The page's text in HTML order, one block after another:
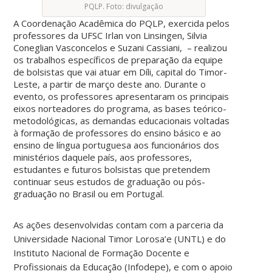
PQLP. Foto: divulgação
A Coordenação Acadêmica do PQLP, exercida pelos
professores da UFSC Irlan von Linsingen, Silvia
Coneglian Vasconcelos e Suzani Cassiani, – realizou
os trabalhos específicos de preparação da equipe
de bolsistas que vai atuar em Díli, capital do Timor-
Leste, a partir de março deste ano. Durante o
evento, os professores apresentaram os principais
eixos norteadores do programa, as bases teórico-
metodológicas, as demandas educacionais voltadas
à formação de professores do ensino básico e ao
ensino de língua portuguesa aos funcionários dos
ministérios daquele país, aos professores,
estudantes e futuros bolsistas que pretendem
continuar seus estudos de graduação ou pós-
graduação no Brasil ou em Portugal.
As ações desenvolvidas contam com a parceria da
Universidade Nacional Timor Lorosa’e (UNTL) e do
Instituto Nacional de Formação Docente e
Profissionais da Educação (Infodepe), e com o apoio